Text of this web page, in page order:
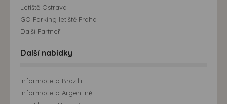
Letiště Ostrava
GO Parking letiště Praha
Další Partneři
Další nabídky
Informace o Brazílii
Informace o Argentině